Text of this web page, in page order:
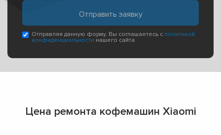
Отправляя данную форму, Вы соглашаетесь с политикой
конфиденциальности нашего сайта
Цена ремонта кофемашин Xiaomi